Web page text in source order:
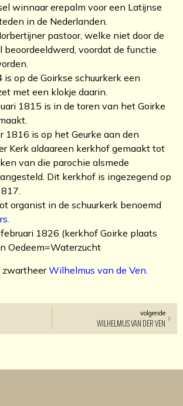
winnaar erepalm voor een Latijnse
in de Nederlanden.
pastoor, welke niet door de
beoordeeldwerd, voordat de functie
op de Goirkse schuurkerk een
met een klokje daarin.
1815 is in de toren van het Goirke
1816 is op het Geurke aan den
Kerk aldaareen kerkhof gemaakt tot
van die parochie alsmede
Dit kerkhof is ingezegend op
organist in de schuurkerk benoemd
1826 (kerkhof Goirke plaats
Oedeem=Waterzucht
zwartheerWilhelmus van de Ven.
volgende
WILHELMUS VAN DER VEN